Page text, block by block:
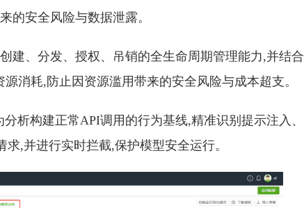
的安全风险与数据泄露。
建、分发、授权、吊销的全生命周期管理能力,并结合
消耗,防止因资源滥用带来的安全风险与成本超支。
析构建正常API调用的行为基线,精准识别提示注入、
,并进行实时拦截,保护模型安全运行。